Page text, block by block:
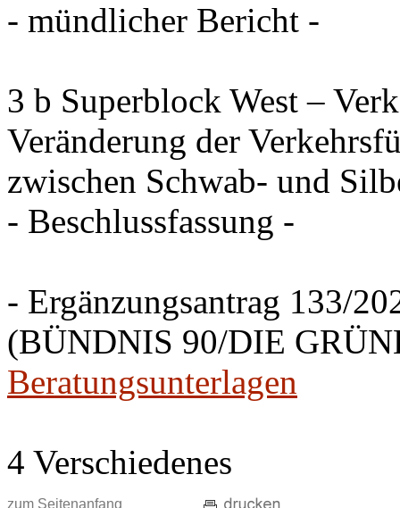
- mündlicher Bericht -
3 b Superblock West –
Veränderung der
zwischen Schwab- und
- Beschlussfassung -
- Ergänzungsantrag 133/
(BÜNDNIS 90/DIE
Beratungsunterlagen
4 Verschiedenes
zum Seitenanfang